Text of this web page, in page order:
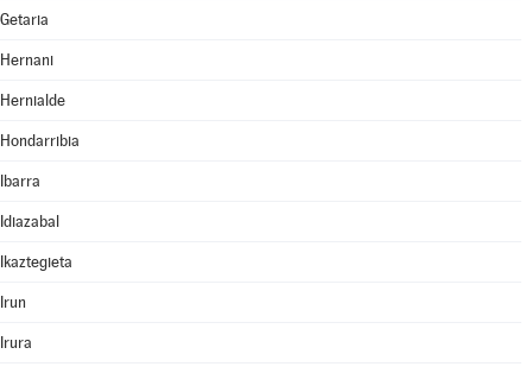
Getaria
Hernani
Hernialde
Hondarribia
Ibarra
Idiazabal
Ikaztegieta
Irun
Irura